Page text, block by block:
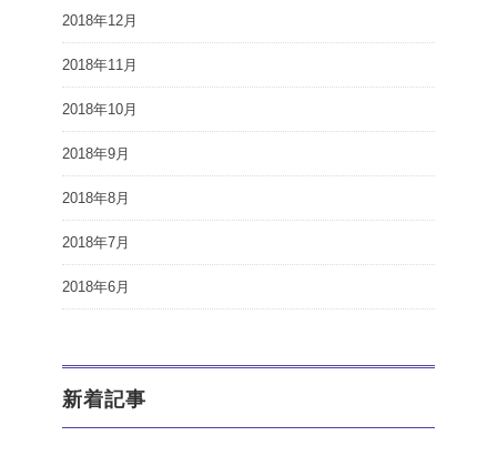
2018年12月
2018年11月
2018年10月
2018年9月
2018年8月
2018年7月
2018年6月
新着記事